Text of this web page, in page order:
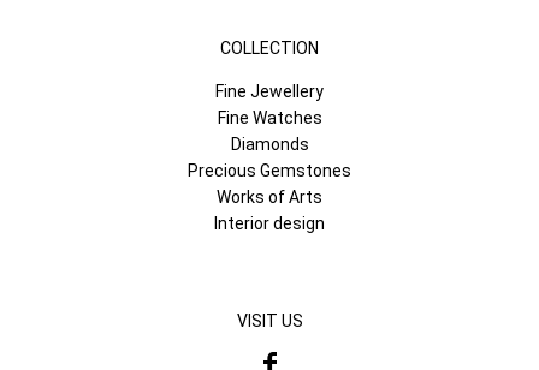
COLLECTION
Fine Jewellery
Fine Watches
Diamonds
Precious Gemstones
Works of Arts
Interior design
VISIT US